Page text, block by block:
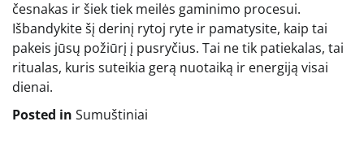
česnakas ir šiek tiek meilės gaminimo procesui.
Išbandykite šį derinį rytoj ryte ir pamatysite, kaip tai
pakeis jūsų požiūrį į pusryčius. Tai ne tik patiekalas, tai
ritualas, kuris suteikia gerą nuotaiką ir energiją visai
dienai.
Posted in Sumuštiniai